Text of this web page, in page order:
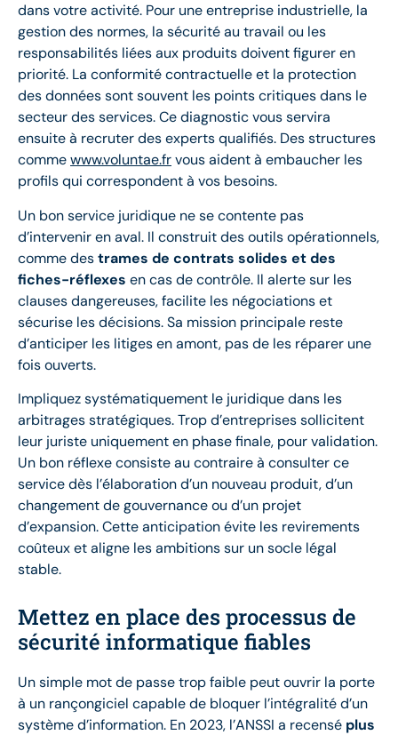
dans votre activité. Pour une entreprise industrielle, la
gestion des normes, la sécurité au travail ou les
responsabilités liées aux produits doivent figurer en
priorité. La conformité contractuelle et la protection
des données sont souvent les points critiques dans le
secteur des services. Ce diagnostic vous servira
ensuite à recruter des experts qualifiés. Des structures
commewww.voluntae.frvous aident à embaucher les
profils qui correspondent à vos besoins.
Un bon service juridique ne se contente pas
d’intervenir en aval. Il construit des outils opérationnels,
comme destrames de contrats solides et des
fiches-réflexes en cas de contrôle. Il alerte sur les
clauses dangereuses, facilite les négociations et
sécurise les décisions. Sa mission principale reste
d’anticiper les litiges en amont, pas de les réparer une
fois ouverts.
Impliquez systématiquement le juridique dans les
arbitrages stratégiques. Trop d’entreprises sollicitent
leur juriste uniquement en phase finale, pour validation.
Un bon réflexe consiste au contraire à consulter ce
service dès l’élaboration d’un nouveau produit, d’un
changement de gouvernance ou d’un projet
d’expansion. Cette anticipation évite les revirements
coûteux et aligne les ambitions sur un socle légal
stable.
Mettez en place des processus de
sécurité informatique fiables
Un simple mot de passe trop faible peut ouvrir la porte
à un rançongiciel capable de bloquer l’intégralité d’un
système d’information. En 2023, l’ANSSI a recensé plus